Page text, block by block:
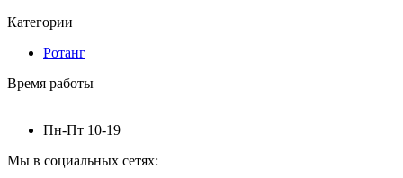
Категории
Ротанг
Время работы
Пн-Пт 10-19
Мы в социальных сетях: